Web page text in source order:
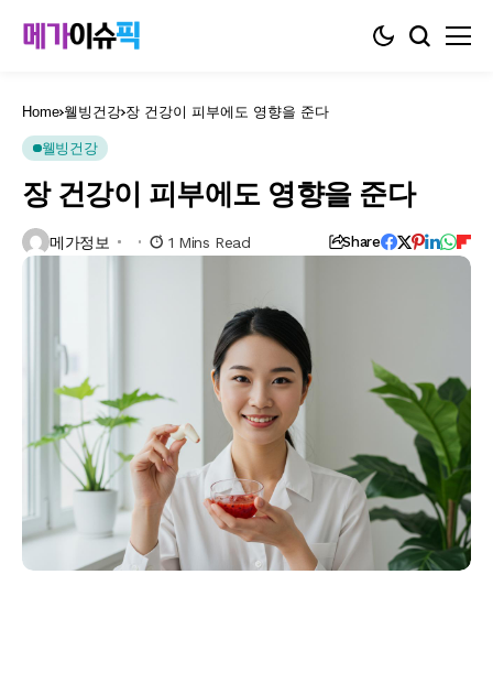
Home 웰빙건강 장 건강이 피부에도 영향을 준다
웰빙건강
장 건강이 피부에도 영향을 준다
메가정보 1 Mins Read Share